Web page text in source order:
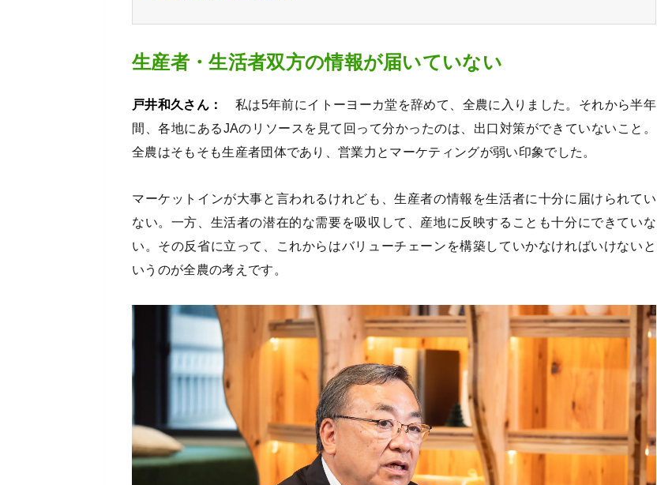
生産者・生活者双方の情報が届いていない
戸井和久さん：
私は5年前にイトーヨーカ堂を辞めて、全農に入りました。それから半年
間、各地にあるJAのリソースを見て回って分かったのは、出口対策ができていないこと。
全農はそもそも生産者団体であり、営業力とマーケティングが弱い印象でした。
マーケットインが大事と言われるけれども、生産者の情報を生活者に十分に届けられてい
ない。一方、生活者の潜在的な需要を吸収して、産地に反映することも十分にできていな
い。その反省に立って、これからはバリューチェーンを構築していかなければいけないと
いうのが全農の考えです。